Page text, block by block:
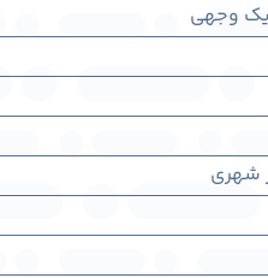
یک وجهی
شهری